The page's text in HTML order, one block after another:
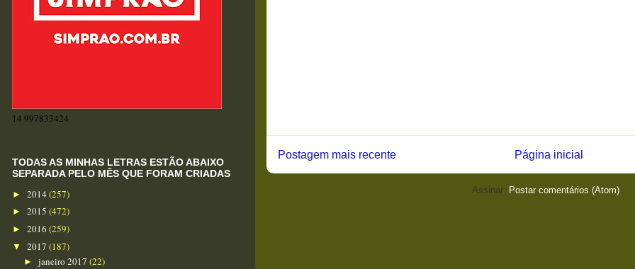
Postagem mais recente Página inicial
Assinar: Postar comentários (Atom)
14 997833424
TODAS AS MINHAS LETRAS ESTÃO ABAIXO
SEPARADA PELO MÊS QUE FORAM CRIADAS
► 2014 (257)
► 2015 (472)
► 2016 (259)
▼ 2017 (187)
► janeiro 2017 (22)